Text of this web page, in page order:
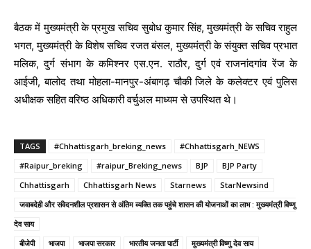
बैठक में मुख्यमंत्री के प्रमुख सचिव सुबोध कुमार सिंह, मुख्यमंत्री के सचिव राहुल
भगत, मुख्यमंत्री के विशेष सचिव रजत बंसल, मुख्यमंत्री के संयुक्त सचिव प्रभात
मलिक, दुर्ग संभाग के कमिश्नर एस.एन. राठौर, दुर्ग एवं राजनांदगांव रेंज के
आईजी, बालोद तथा मोहला-मानपुर-अंबागढ़ चौकी जिले के कलेक्टर एवं पुलिस
अधीक्षक सहित वरिष्ठ अधिकारी वर्चुअल माध्यम से उपस्थित थे।
TAGS #Chhattisgarh_breking_news
#Chhattisgarh_NEWS
#Raipur_breking
#raipur_Breking_news BJP
BJP Party
Chhattisgarh
Chhattisgarh News Starnews
StarNewsind
जवाबदेही और संवेदनशील प्रशासन से अंतिम व्यक्ति तक पहुंचे शासन की योजनाओं का लाभ : मुख्यमंत्री विष्णु
देव साय
बीजेपी
भाजपा भाजपा सरकार भारतीय जनता पार्टी
मुख्यमंत्री विष्णु देव साय